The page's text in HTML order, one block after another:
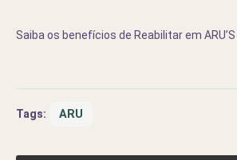
Saiba os benefícios de Reabilitar em ARU’S
Tags: ARU